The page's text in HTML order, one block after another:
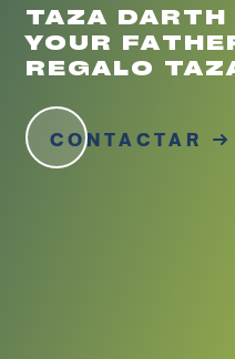
TAZA DARTH
YOUR
REGALO
CONTACTAR